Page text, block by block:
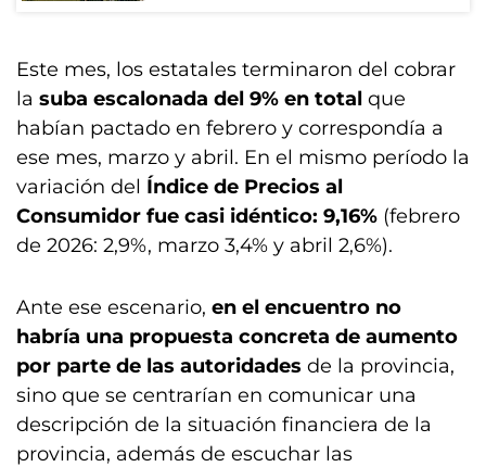
Este mes, los estatales terminaron del cobrar
la suba escalonada del 9% en total que
habían pactado en febrero y correspondía a
ese mes, marzo y abril. En el mismo período la
variación del Índice de Precios al
Consumidor fue casi idéntico: 9,16% (febrero
de 2026: 2,9%, marzo 3,4% y abril 2,6%).
Ante ese escenario, en el encuentro no
habría una propuesta concreta de aumento
por parte de las autoridades de la provincia,
sino que se centrarían en comunicar una
descripción de la situación financiera de la
provincia, además de escuchar las